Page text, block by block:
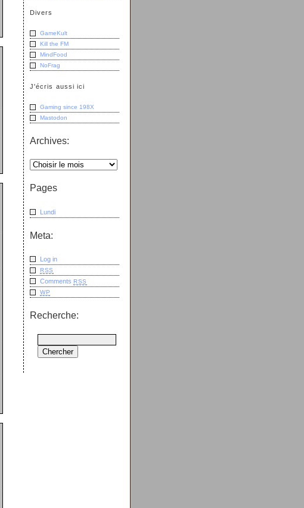
Divers
GameKult
Kill the FM
MindFood
NoFrag
J'écris aussi ici
Gaming since 198X
Mastodon
Archives:
Pages
Lundi
Meta:
Log in
RSS
Comments RSS
WP
Recherche: